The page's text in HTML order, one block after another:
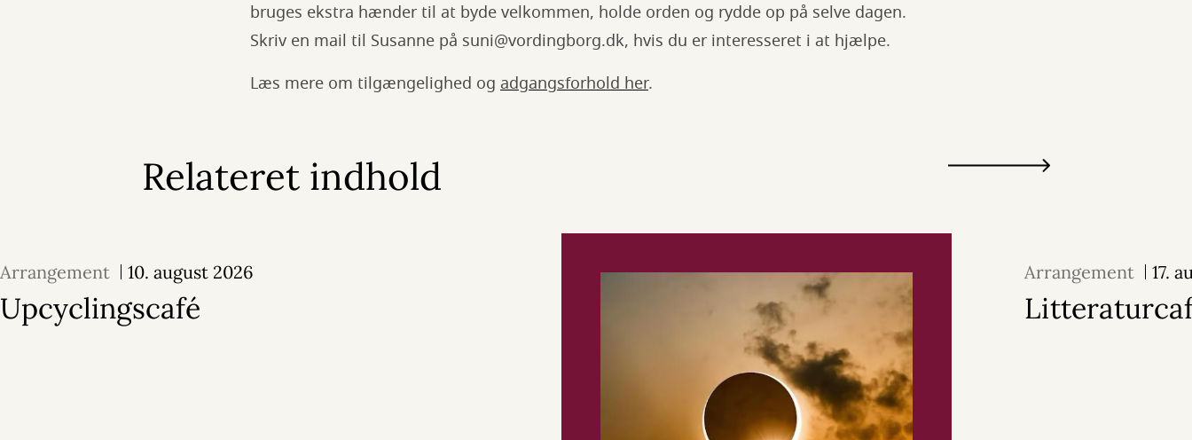
bruges ekstra hænder til at byde velkommen, holde orden og rydde op på selve dagen.
Skriv en mail til Susanne på suni@vordingborg.dk, hvis du er interesseret i at hjælpe.
Læs mere om tilgængelighed og adgangsforhold her.
Relateret indhold
Arrangement 10. august 2026
Upcyclingscafé
Arrangement 17.